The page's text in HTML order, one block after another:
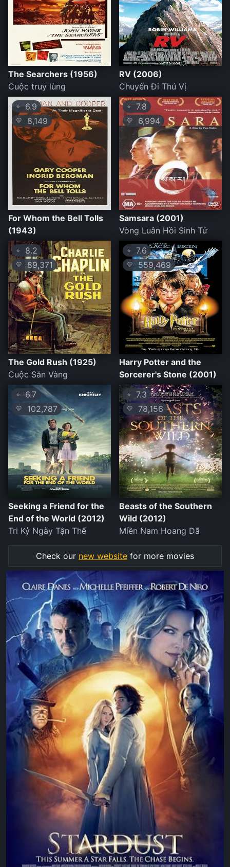
The Searchers (1956)
Cuộc truy lùng
RV (2006)
Chuyến Đi Thú Vị
⭐ 6.9
💛 8,149
For Whom the Bell Tolls
(1943)
⭐ 7.8
💛 6,994
Samsara (2001)
Vòng Luân Hồi Sinh Tử
⭐ 8.2
💛 89,371
The Gold Rush (1925)
Cuộc Săn Vàng
⭐ 7.6
💛 559,469
Harry Potter and the
Sorcerer's Stone (2001)
⭐6.7
💛 102,787
Seeking a Friend for the
End of the World (2012)
Tri Kỷ Ngày Tận Thế
⭐ 7.3
💛 78,156
Beasts of the Southern
Wild (2012)
Miền Nam Hoang Dã
Check our new website for more movies